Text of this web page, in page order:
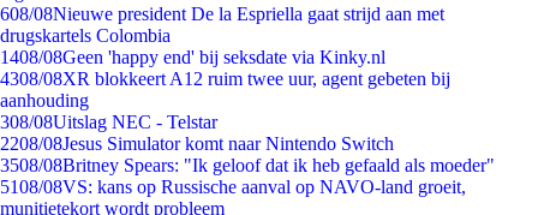
608/08Nieuwe president De la Espriella gaat strijd aan met
drugskartels Colombia
1408/08Geen 'happy end' bij seksdate via Kinky.nl
4308/08XR blokkeert A12 ruim twee uur, agent gebeten bij
aanhouding
308/08Uitslag NEC - Telstar
2208/08Jesus Simulator komt naar Nintendo Switch
3508/08Britney Spears: "Ik geloof dat ik heb gefaald als moeder"
5108/08VS: kans op Russische aanval op NAVO-land groeit,
munitietekort wordt probleem